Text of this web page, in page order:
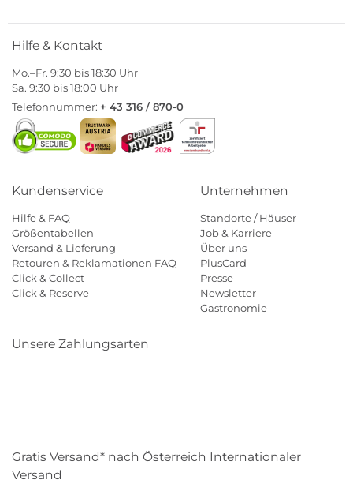
Hilfe & Kontakt
Mo.–Fr. 9:30 bis 18:30 Uhr
Sa. 9:30 bis 18:00 Uhr
Telefonnummer: + 43 316 / 870-0
Kundenservice
Hilfe & FAQ
Größentabellen
Versand & Lieferung
Retouren & Reklamationen FAQ
Click & Collect
Click & Reserve
Unternehmen
Standorte / Häuser
Job & Karriere
Über uns
PlusCard
Presse
Newsletter
Gastronomie
Unsere Zahlungsarten
Gratis Versand* nach Österreich Internationaler
Versand